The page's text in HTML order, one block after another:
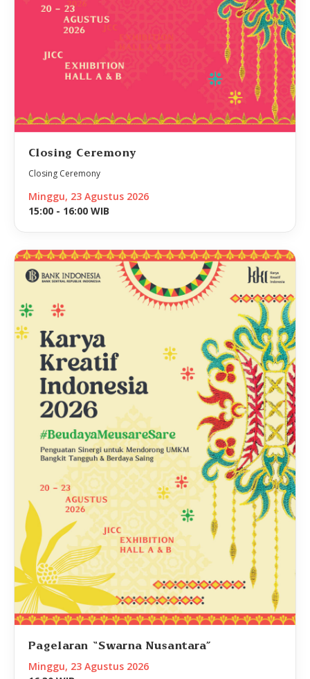
Closing Ceremony
Closing Ceremony
Minggu, 23 Agustus 2026
15:00 - 16:00 WIB
Pagelaran “Swarna Nusantara”
Minggu, 23 Agustus 2026